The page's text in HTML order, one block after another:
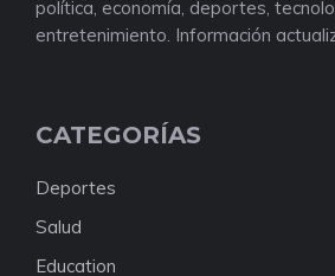
política, economía, deportes,
entretenimiento. Información
CATEGORÍAS
Deportes
Salud
Education